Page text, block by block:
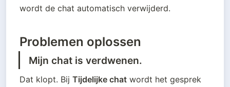
wordt de chat automatisch verwijderd.
Problemen oplossen
Mijn chat is verdwenen.
Dat klopt. Bij Tijdelijke chat wordt het gesprek